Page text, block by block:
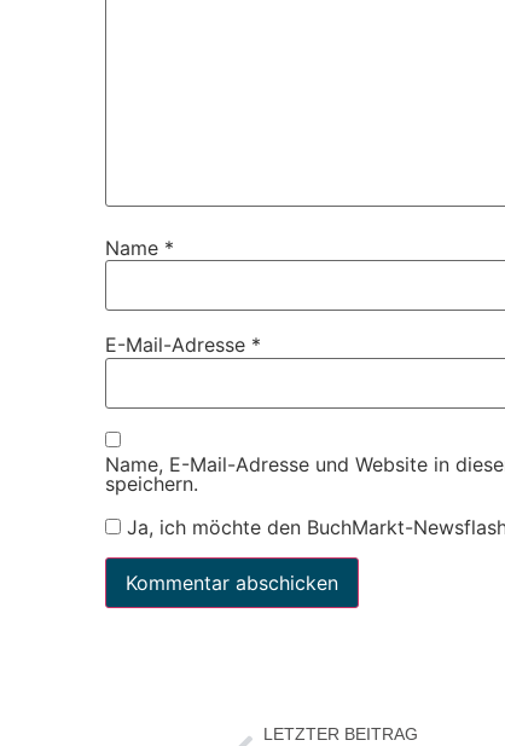
Name *
E-Mail-Adresse *
Name, E-Mail-Adresse und Website in
speichern.
Ja, ich möchte den BuchMarkt-
LETZTER BEITRAG